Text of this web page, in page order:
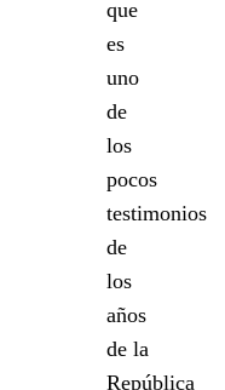
que
es
uno
de
los
pocos
testimonios
de
los
años
de la
República